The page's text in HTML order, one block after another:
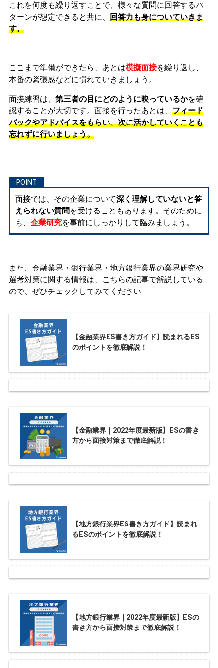
これを何度も繰り返すことで、様々な質問に回答するパ
ターンが想定できると共に、 回答力も身についていきま
す。
ここまで準備ができたら、あとは模擬面接を繰り返し、
本番の緊張感などに慣れていきましょう。
面接練習は、 第三者の目にどのように映っているかを確
認することが大切です。面接を行ったあとは、 フィード
バックやアドバイスをもらい、次に活かしていくことも
忘れずに行いましょう。
面接では、その企業について深く理解していないと答
えられない質問 を受けることもあります。そのために
も、 企業研究を事前にしっかりして臨みましょう。
また、金融業界・銀行業界・地方銀行業界の業界研究や
選考対策に関する情報は、こちらの記事で解説している
ので、ぜひチェックしてみてください！
【金融業界ES書き方ガイド】読まれるES
のポイントを徹底解説！
【金融業界｜2022年度最新版】ESの書き
方から面接対策まで徹底解説！
【地方銀行業界ES書き方ガイド】読まれ
るESのポイントを徹底解説！
【地方銀行業界｜2022年度最新版】ESの
書き方から面接対策まで徹底解説！